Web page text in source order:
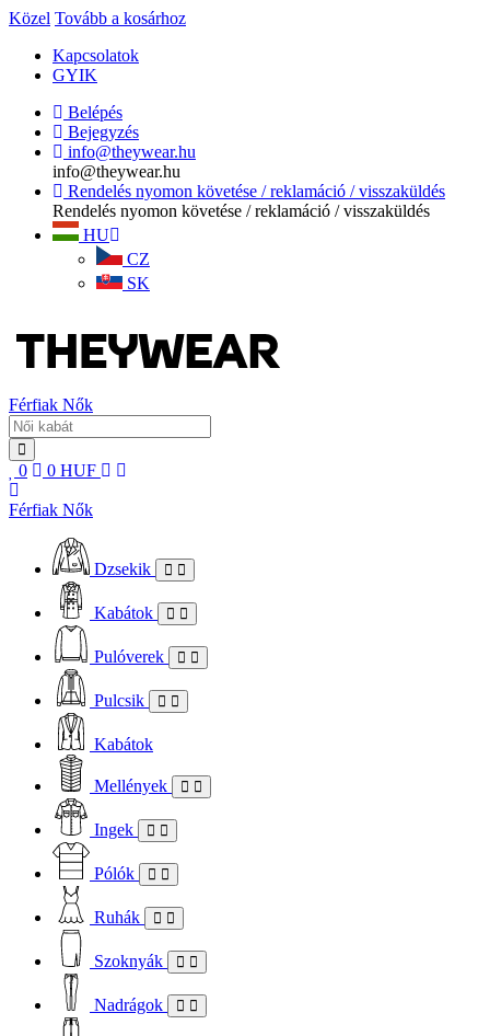
Közel Tovább a kosárhoz
Kapcsolatok
GYIK
Belépés
Bejegyzés
info@theywear.hu
info@theywear.hu
Rendelés nyomon követése / reklamáció / visszaküldés
Rendelés nyomon követése / reklamáció / visszaküldés
HU
CZ
SK
Férfiak Nők
0 0 HUF
Férfiak Nők
Dzsekik
Kabátok
Pulóverek
Pulcsik
Kabátok
Mellények
Ingek
Pólók
Ruhák
Szoknyák
Nadrágok